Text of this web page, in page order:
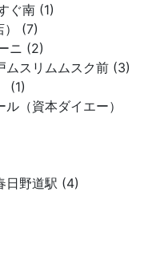
ぐ南 (1)
） (7)
ニ (2)
ムスリムムスク前 (3)
(1)
（資本ダイエー）
日野道駅 (4)